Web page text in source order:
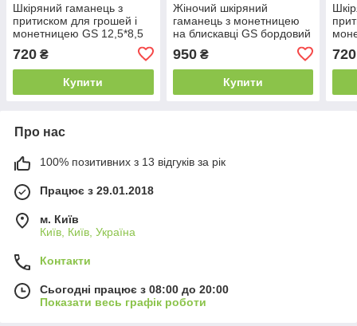
Шкіряний гаманець з
притиском для грошей і
монетницею GS 12,5*8,5
720 ₴
Купити
Жіночий шкіряний
гаманець з монетницею
на блискавці GS бордовий
950₴
Купити
720
Про нас
100% позитивних з 13 відгуків за рік
Працює з 29.01.2018
м. Київ
Київ, Київ, Україна
Контакти
Сьогодні працює з 08:00 до 20:00
Показати весь графік роботи